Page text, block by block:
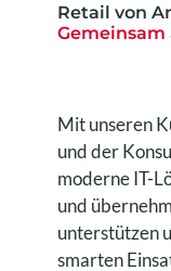
Retail von
Mit unseren
und der
moderne IT-
und
unterstützen
smarten